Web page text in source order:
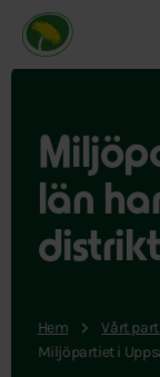
Miljöpartiet de
län
Hem Vårt
Miljöpartiet i